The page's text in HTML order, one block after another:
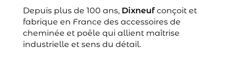
Depuis plus de 100 ans, Dixneufconçoit et
fabrique en France des accessoires de
cheminée et poêle qui allient maîtrise
industrielle et sens du détail.